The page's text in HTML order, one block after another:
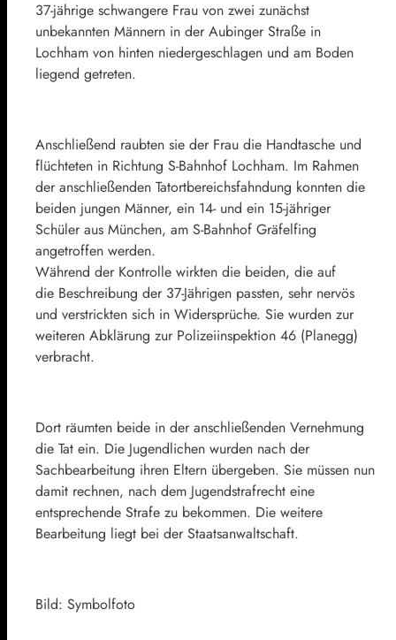
37-jährige schwangere Frau von zwei zunächst
unbekannten Männern in der Aubinger Straße in
Lochham von hinten niedergeschlagen und am Boden
liegend getreten.
Anschließend raubten sie der Frau die Handtasche und
flüchteten in Richtung S-Bahnhof Lochham. Im Rahmen
der anschließenden Tatortbereichsfahndung konnten die
beiden jungen Männer, ein 14- und ein 15-jähriger
Schüler aus München, am S-Bahnhof Gräfelfing
angetroffen werden.
Während der Kontrolle wirkten die beiden, die auf
die Beschreibung der 37-Jährigen passten, sehr nervös
und verstrickten sich in Widersprüche. Sie wurden zur
weiteren Abklärung zur Polizeiinspektion 46 (Planegg)
verbracht.
Dort räumten beide in der anschließenden Vernehmung
die Tat ein. Die Jugendlichen wurden nach der
Sachbearbeitung ihren Eltern übergeben. Sie müssen nun
damit rechnen, nach dem Jugendstrafrecht eine
entsprechende Strafe zu bekommen. Die weitere
Bearbeitung liegt bei der Staatsanwaltschaft.
Bild: Symbolfoto